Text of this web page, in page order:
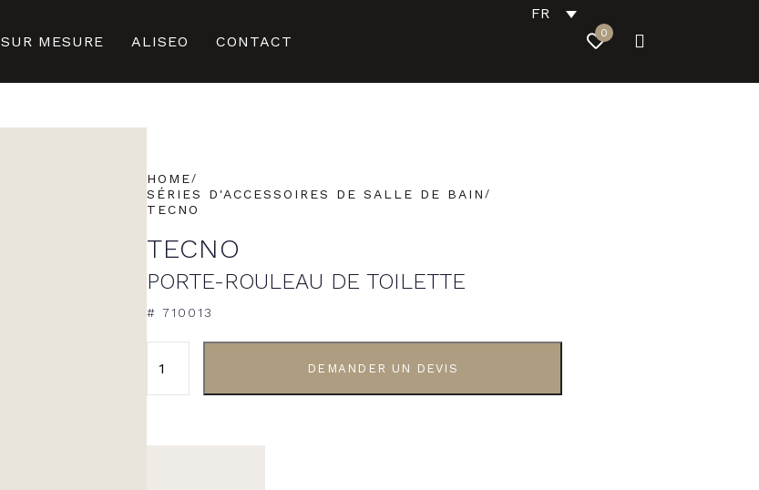
SUR MESURE ALISEO CONTACT
FR
0
HOME
SÉRIES D'ACCESSOIRES DE SALLE DE BAIN
TECNO
TECNO
PORTE-ROULEAU DE TOILETTE
# 710013
DEMANDER UN DEVIS